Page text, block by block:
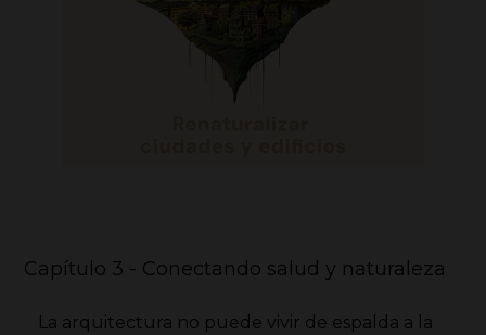
Capítulo 3 - Conectando salud y naturaleza
La arquitectura no puede vivir de espalda a la